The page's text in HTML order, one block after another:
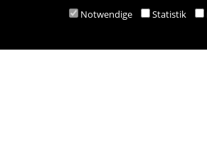
M:
Notwendige Statistik